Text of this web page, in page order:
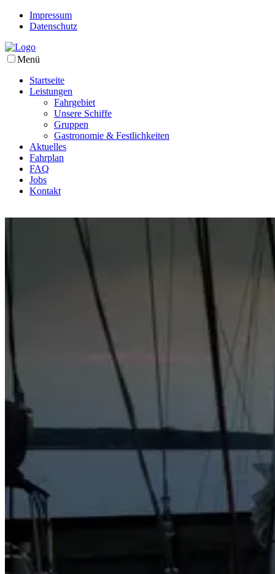
Impressum
Datenschutz
Menü
Startseite
Leistungen
Fahrgebiet
Unsere Schiffe
Gruppen
Gastronomie & Festlichkeiten
Aktuelles
Fahrplan
FAQ
Jobs
Kontakt